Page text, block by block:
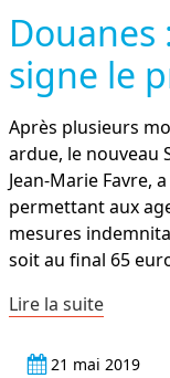
Douanes
signe le
Après plusieurs
ardue, le nouveau
Jean-Marie Favre,
permettant aux
mesures
soit au final 65
Lire la suite
21 mai 2019